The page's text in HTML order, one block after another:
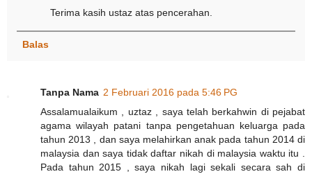
Terima kasih ustaz atas pencerahan.
Balas
Tanpa Nama 2 Februari 2016 pada 5:46 PG
Assalamualaikum , uztaz , saya telah berkahwin di pejabat
agama wilayah patani tanpa pengetahuan keluarga pada
tahun 2013 , dan saya melahirkan anak pada tahun 2014 di
malaysia dan saya tidak daftar nikah di malaysia waktu itu .
Pada tahun 2015 , saya nikah lagi sekali secara sah di